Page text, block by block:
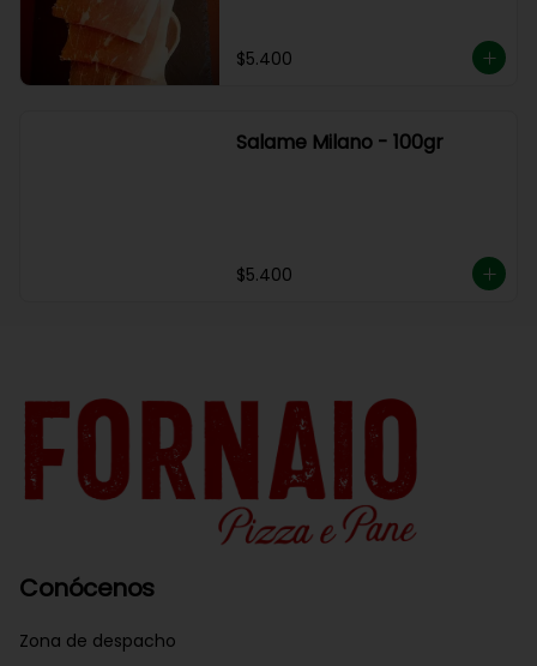
$5.400
Salame Milano - 100gr
$5.400
Conócenos
Zona de despacho